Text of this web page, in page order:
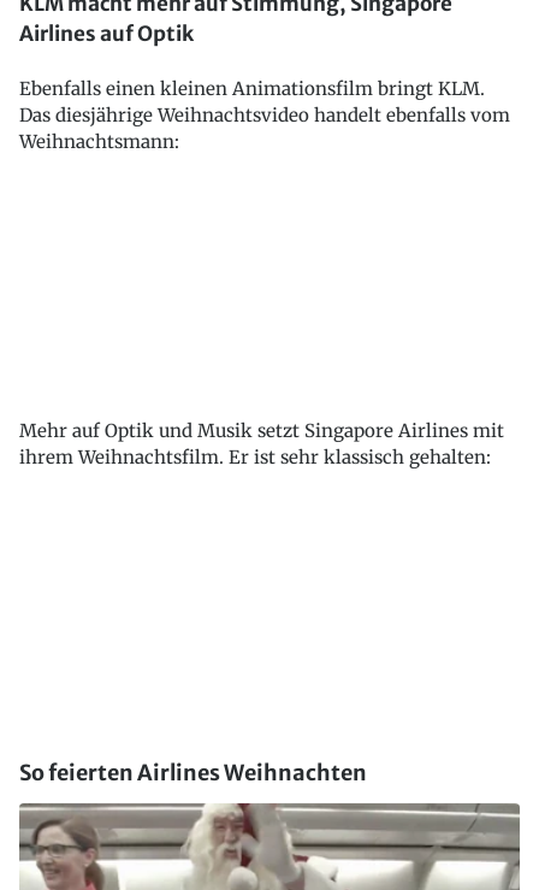
Airlines auf Optik
Ebenfalls einen kleinen Animationsfilm bringt KLM.
Das diesjährige Weihnachtsvideo handelt ebenfalls vom
Weihnachtsmann:
Mehr auf Optik und Musik setzt Singapore Airlines mit
ihrem Weihnachtsfilm. Er ist sehr klassisch gehalten:
So feierten Airlines Weihnachten